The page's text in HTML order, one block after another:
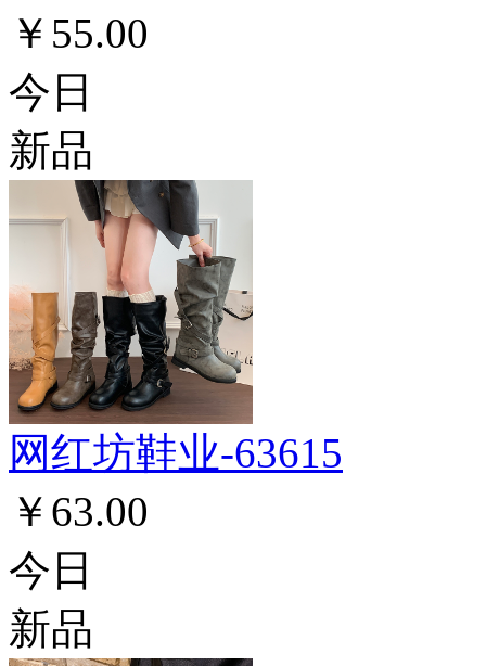
￥55.00
今日
新品
网红坊鞋业-63615
￥63.00
今日
新品